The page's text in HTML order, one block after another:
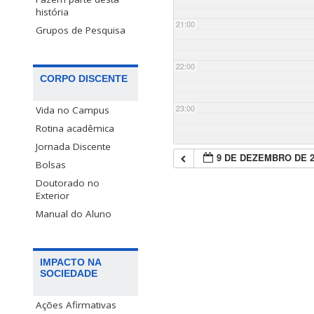
história
Grupos de Pesquisa
CORPO DISCENTE
Vida no Campus
Rotina acadêmica
Jornada Discente
Bolsas
Doutorado no
Exterior
Manual do Aluno
IMPACTO NA
SOCIEDADE
Ações Afirmativas
21:00
22:00
23:00
9 DE DEZEMBRO DE